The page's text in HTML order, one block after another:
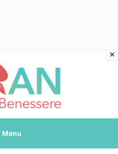
Menu